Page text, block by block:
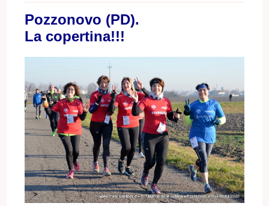
Pozzonovo (PD).
La copertina!!!